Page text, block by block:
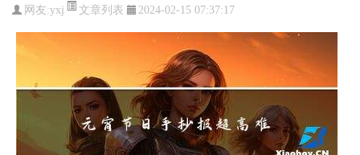
网友:yxj 文章列表 2024-02-15 07:37:17